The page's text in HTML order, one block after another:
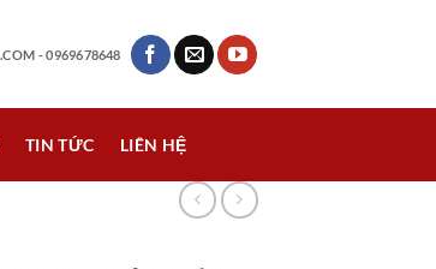
- 0969678648
TIN TỨC LIÊN HỆ